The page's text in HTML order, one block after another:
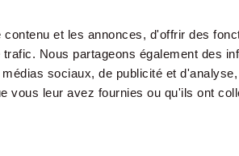
et les annonces, d'offrir des
Nous partageons également des
sociaux, de publicité et
vous leur avez fournies ou qu'ils ont